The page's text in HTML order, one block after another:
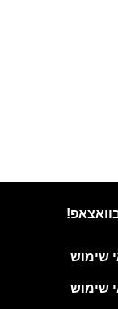
שימוש
שימוש